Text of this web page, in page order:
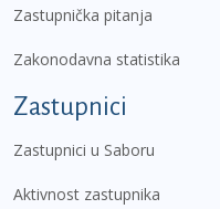
Zastupnička pitanja
Zakonodavna statistika
Zastupnici
Zastupnici u Saboru
Aktivnost zastupnika